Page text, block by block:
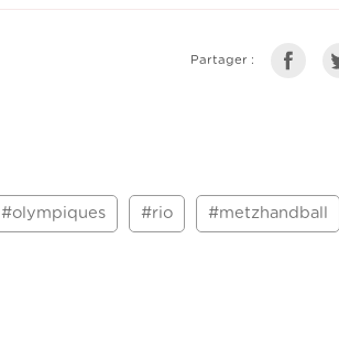
Partager :
#olympiques #rio #metzhandball